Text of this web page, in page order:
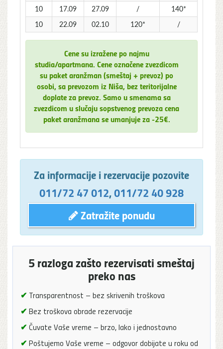
10
17.09 27.09 /
140*
10
22.09 02.10 120* /
Cene su izražene po najmu
studia/apartmana. Cene označene zvezdicom
su paket aranžman (smeštaj + prevoz) po
osobi, sa prevozom iz Niša, bez teritorijalne
doplate za prevoz. Samo u smenama sa
zvezdicom u slučaju sopstvenog prevoza cena
paket aranžmana se umanjuje za -25€.
Za informacije i rezervacije pozovite
011/72 47 012,011/72 40 928
Zatražite ponudu
5 razloga zašto rezervisati smeštaj
preko nas
✔ Transparentnost – bez skrivenih troškova
✔ Bez troškova obrade rezervacije
✔ Čuvate Vaše vreme – brzo, lako i jednostavno
✔ Poštujemo Vaše vreme – odgovor dobijate u roku od